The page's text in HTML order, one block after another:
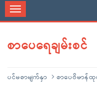
Toggle
navigation
စာပေရေချမ်းစင်
ပင်မစာမျက်နှာ စာပေဗိမာန်ထု